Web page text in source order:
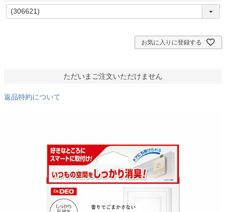
(
必
お気に入りに登録する
ただいまご注文いただけません
返品特約について